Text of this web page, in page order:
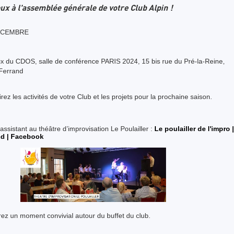
à l'assemblée générale de votre Club Alpin !
du CDOS, salle de conférence PARIS 2024, 15 bis rue du Pré-la-Reine,
les activités de votre Club et les projets pour la prochaine saison.
au théâtre d’improvisation Le Poulailler : Le poulailler de l'impro |
| Facebook
un moment convivial autour du buffet du club.